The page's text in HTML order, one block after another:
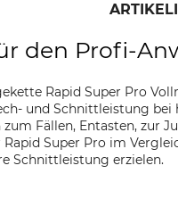
den Profi-
Rapid Super Pro
und Schnittleistung
Fällen, Entasten, zur
Super Pro im
Schnittleistung erzielen.